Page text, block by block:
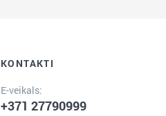
KONTAKTI
E-veikals:
+371 27790999